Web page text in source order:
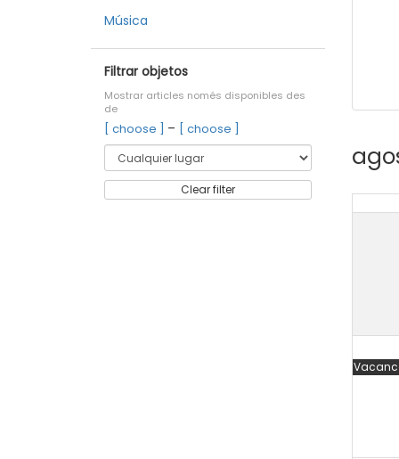
Música
Filtrar objetos
Mostrar articles només disponibles des
de
[ choose ] – [ choose ]
Clear filter